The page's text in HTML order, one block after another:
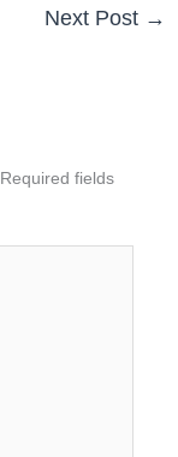
Next Post →
Required fields